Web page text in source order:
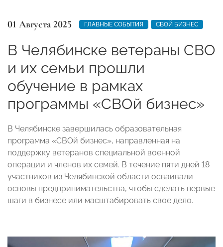
01 Августа 2025 ГЛАВНЫЕ СОБЫТИЯ СВОЙ БИЗНЕС
В Челябинске ветераны СВО
и их семьи прошли
обучение в рамках
программы «СВОй бизнес»
В Челябинске завершилась образовательная
программа «СВОй бизнес», направленная на
поддержку ветеранов специальной военной
операции и членов их семей. В течение пяти дней 18
участников из Челябинской области осваивали
основы предпринимательства, чтобы сделать первые
шаги в бизнесе или масштабировать свое дело.